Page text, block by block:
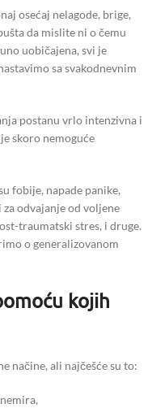
osećaj nelagode, brige,
da mislite ni o čemu
uobičajena, svi je
sa svakodnevnim
postanu vrlo intenzivna i
skoro nemoguće
fobije, napade panike,
odvajanje od voljene
traumatski stres, i druge.
o generalizovanom
kojih
načine, ali najčešće su to: